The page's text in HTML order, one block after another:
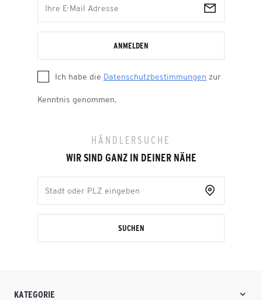
ANMELDEN
Ich habe die Datenschutzbestimmungen zur
Kenntnis genommen.
HÄNDLERSUCHE
WIR SIND GANZ IN DEINER NÄHE
SUCHEN
KATEGORIE